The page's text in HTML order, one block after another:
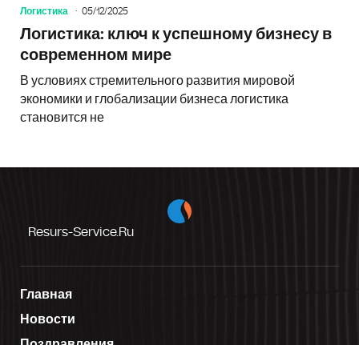
Логистика 05/12/2025
Логистика: ключ к успешному бизнесу в
современном мире
В условиях стремительного развития мировой
экономики и глобализации бизнеса логистика
становится не
Resurs-Service.ru
Главная
Новости